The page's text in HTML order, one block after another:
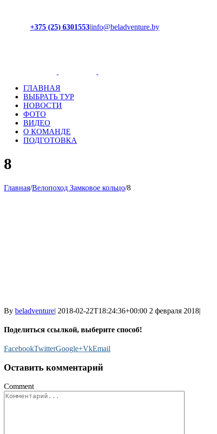
+375 (25) 6301553|info@beladventure.by
ГЛАВНАЯ
ВЫБРАТЬ ТУР
НОВОСТИ
ФОТО
ВИДЕО
О КОМАНДЕ
ПОДГОТОВКА
8
Главная/Велопоход Замковое кольцо/8
By beladventure| 2018-02-22T18:24:36+00:00 2 февраля 2018|
Поделиться ссылкой, выберите способ!
FacebookTwitterGoogle+VkEmail
Оставить комментарий
Comment